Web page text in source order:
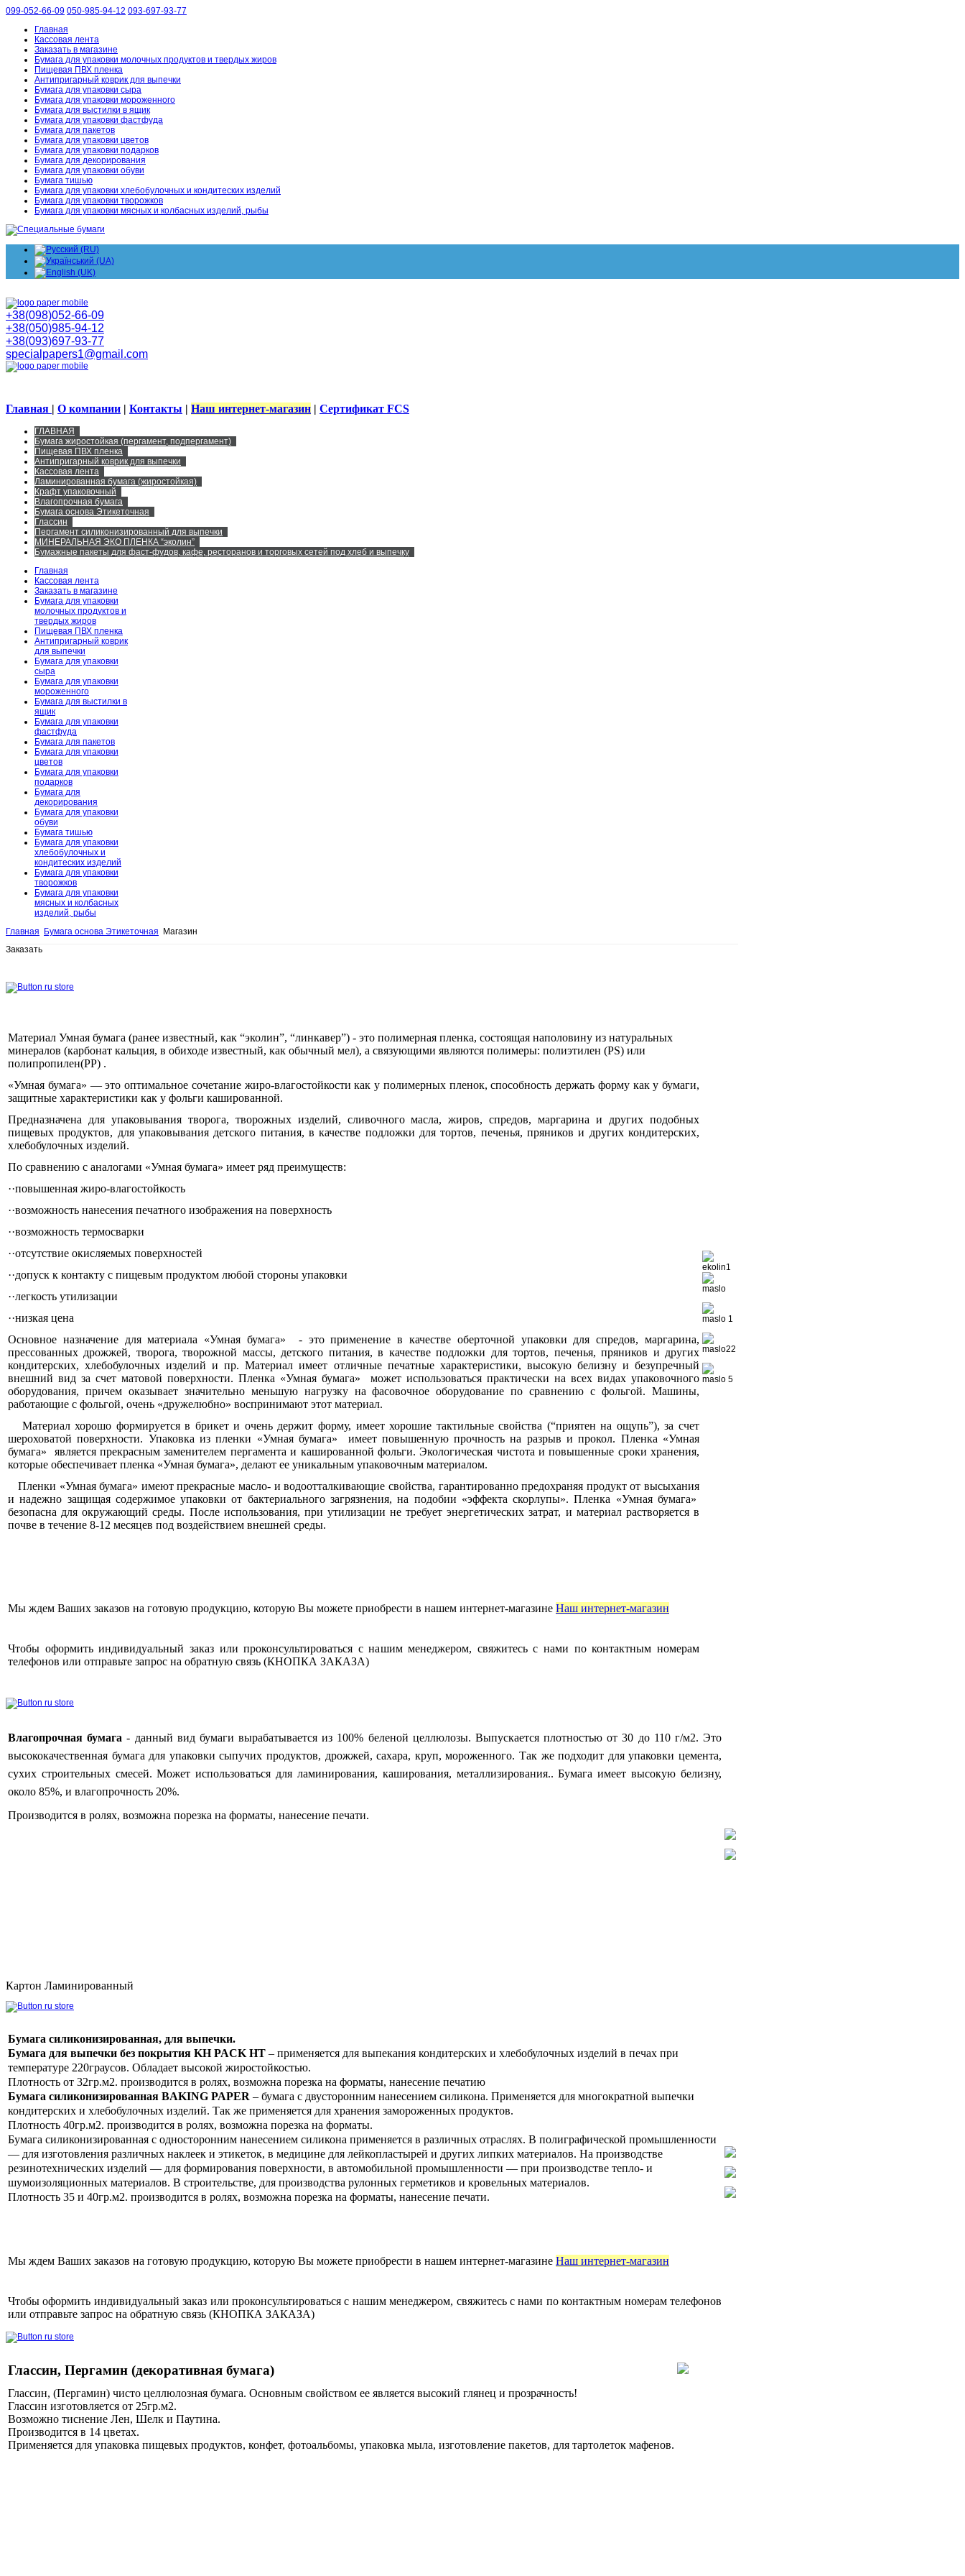
099-052-66-09 050-985-94-12 093-697-93-77
Главная
Кассовая лента
Заказать в магазине
Бумага для упаковки молочных продуктов и твердых жиров
Пищевая ПВХ пленка
Антипригарный коврик для выпечки
Бумага для упаковки сыра
Бумага для упаковки мороженного
Бумага для выстилки в ящик
Бумага для упаковки фастфуда
Бумага для пакетов
Бумага для упаковки цветов
Бумага для упаковки подарков
Бумага для декорирования
Бумага для упаковки обуви
Бумага тишью
Бумага для упаковки хлебобулочных и кондитеских изделий
Бумага для упаковки творожков
Бумага для упаковки мясных и колбасных изделий, рыбы
+38(098)052-66-09
+38(050)985-94-12
+38(093)697-93-77
specialpapers1@gmail.com
Главная | О компании | Контакты | Наш интернет-магазин | Сертификат FCS
ГЛАВНАЯ
Бумага жиростойкая (пергамент, подпергамент)
Пищевая ПВХ пленка
Антипригарный коврик для выпечки
Кассовая лента
Ламинированная бумага (жиростойкая)
Крафт упаковочный
Влагопрочная бумага
Бумага основа Этикеточная
Глассин
Пергамент силиконизированный для выпечки
МИНЕРАЛЬНАЯ ЭКО ПЛЕНКА “эколин”
Бумажные пакеты для фаст-фудов, кафе, ресторанов и торговых сетей под хлеб и выпечку
Главная
Кассовая лента
Заказать в магазине
Бумага для упаковки
молочных продуктов и
твердых жиров
Пищевая ПВХ пленка
Антипригарный коврик
для выпечки
Бумага для упаковки
сыра
Бумага для упаковки
мороженного
Бумага для выстилки в
ящик
Бумага для упаковки
фастфуда
Бумага для пакетов
Бумага для упаковки
цветов
Бумага для упаковки
подарков
Бумага для
декорирования
Бумага для упаковки
обуви
Бумага тишью
Бумага для упаковки
хлебобулочных и
кондитеских изделий
Бумага для упаковки
творожков
Бумага для упаковки
мясных и колбасных
изделий, рыбы
Главная
Бумага основа Этикеточная
Магазин
Заказать
Материал Умная бумага (ранее известный, как “эколин”, “линкавер”) - это полимерная пленка, состоящая наполовину из натуральных
минералов (карбонат кальция, в обиходе известный, как обычный мел), а связующими являются полимеры: полиэтилен (PS) или
полипропилен(PP) .
«Умная бумага» — это оптимальное сочетание жиро-влагостойкости как у полимерных пленок, способность держать форму как у бумаги,
защитные характеристики как у фольги кашированной.
Предназначена для упаковывания творога, творожных изделий, сливочного масла, жиров, спредов, маргарина и других подобных
пищевых продуктов, для упаковывания детского питания, в качестве подложки для тортов, печенья, пряников и других кондитерских,
хлебобулочных изделий.
По сравнению с аналогами «Умная бумага» имеет ряд преимуществ:
··повышенная жиро-влагостойкость
··возможность нанесения печатного изображения на поверхность
··возможность термосварки
··отсутствие окисляемых поверхностей
··допуск к контакту с пищевым продуктом любой стороны упаковки
··легкость утилизации
··низкая цена
Основное назначение для материала «Умная бумага» - это применение в качестве оберточной упаковки для спредов, маргарина,
прессованных дрожжей, творога, творожной массы, детского питания, в качестве подложки для тортов, печенья, пряников и других
кондитерских, хлебобулочных изделий и пр. Материал имеет отличные печатные характеристики, высокую белизну и безупречный
внешний вид за счет матовой поверхности. Пленка «Умная бумага» может использоваться практически на всех видах упаковочного
оборудования, причем оказывает значительно меньшую нагрузку на фасовочное оборудование по сравнению с фольгой. Машины,
работающие с фольгой, очень «дружелюбно» воспринимают этот материал.
Материал хорошо формируется в брикет и очень держит форму, имеет хорошие тактильные свойства (“приятен на ощупь”), за счет
шероховатой поверхности. Упаковка из пленки «Умная бумага» имеет повышенную прочность на разрыв и прокол. Пленка «Умная
бумага» является прекрасным заменителем пергамента и кашированной фольги. Экологическая чистота и повышенные сроки хранения,
которые обеспечивает пленка «Умная бумага», делают ее уникальным упаковочным материалом.
Пленки «Умная бумага» имеют прекрасные масло- и водоотталкивающие свойства, гарантированно предохраняя продукт от высыхания
и надежно защищая содержимое упаковки от бактериального загрязнения, на подобии «эффекта скорлупы». Пленка «Умная бумага»
безопасна для окружающий среды. После использования, при утилизации не требует энергетических затрат, и материал растворяется в
почве в течение 8-12 месяцев под воздействием внешней среды.
Мы ждем Ваших заказов на готовую продукцию, которую Вы можете приобрести в нашем интернет-магазине Наш интернет-магазин
Чтобы оформить индивидуальный заказ или проконсультироваться с нашим менеджером, свяжитесь с нами по контактным номерам
телефонов или отправьте запрос на обратную связь (КНОПКА ЗАКАЗА)
Влагопрочная бумага - данный вид бумаги вырабатывается из 100% беленой целлюлозы. Выпускается плотностью от 30 до 110 г/м2. Это
высококачественная бумага для упаковки сыпучих продуктов, дрожжей, сахара, круп, мороженного. Так же подходит для упаковки цемента,
сухих строительных смесей. Может использоваться для ламинирования, каширования, металлизирования.. Бумага имеет высокую белизну,
около 85%, и влагопрочность 20%.
Производится в ролях, возможна порезка на форматы, нанесение печати.
Картон Ламинированный
Бумага силиконизированная, для выпечки.
Бумага для выпечки без покрытия KH PACK HT – применяется для выпекания кондитерских и хлебобулочных изделий в печах при
температуре 220граусов. Обладает высокой жиростойкостью.
Плотность от 32гр.м2. производится в ролях, возможна порезка на форматы, нанесение печатию
Бумага силиконизированная BAKING PAPER – бумага с двусторонним нанесением силикона. Применяется для многократной выпечки
кондитерских и хлебобулочных изделий. Так же применяется для хранения замороженных продуктов.
Плотность 40гр.м2. производится в ролях, возможна порезка на форматы.
Бумага силиконизированная с односторонним нанесением силикона применяется в различных отраслях. В полиграфической промышленности
— для изготовления различных наклеек и этикеток, в медицине для лейкопластырей и других липких материалов. На производстве
резинотехнических изделий — для формирования поверхности, в автомобильной промышленности — при производстве тепло- и
шумоизоляционных материалов. В строительстве, для производства рулонных герметиков и кровельных материалов.
Плотность 35 и 40гр.м2. производится в ролях, возможна порезка на форматы, нанесение печати.
Мы ждем Ваших заказов на готовую продукцию, которую Вы можете приобрести в нашем интернет-магазине Наш интернет-магазин
Чтобы оформить индивидуальный заказ или проконсультироваться с нашим менеджером, свяжитесь с нами по контактным номерам телефонов
или отправьте запрос на обратную связь (КНОПКА ЗАКАЗА)
Глассин, Пергамин (декоративная бумага)
Глассин, (Пергамин) чисто целлюлозная бумага. Основным свойством ее является высокий глянец и прозрачность!
Глассин изготовляется от 25гр.м2.
Возможно тиснение Лен, Шелк и Паутина.
Производится в 14 цветах.
Применяется для упаковка пищевых продуктов, конфет, фотоальбомы, упаковка мыла, изготовление пакетов, для тартолеток мафенов.